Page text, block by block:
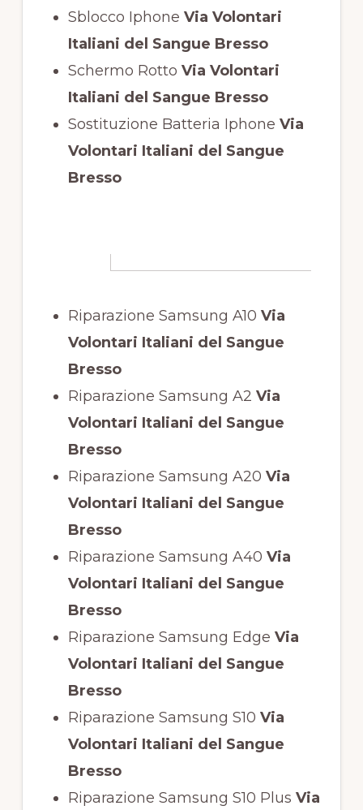
Sblocco Iphone Via Volontari
Italiani del Sangue Bresso
Schermo Rotto Via Volontari
Italiani del Sangue Bresso
Sostituzione Batteria Iphone Via
Volontari Italiani del Sangue
Bresso
Riparazione Samsung A10 Via
Volontari Italiani del Sangue
Bresso
Riparazione Samsung A2 Via
Volontari Italiani del Sangue
Bresso
Riparazione Samsung A20 Via
Volontari Italiani del Sangue
Bresso
Riparazione Samsung A40 Via
Volontari Italiani del Sangue
Bresso
Riparazione Samsung Edge Via
Volontari Italiani del Sangue
Bresso
Riparazione Samsung S10 Via
Volontari Italiani del Sangue
Bresso
Riparazione Samsung S10 Plus Via